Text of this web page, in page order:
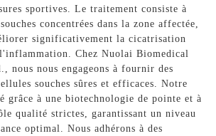
sportives. Le traitement consiste à
concentrées dans la zone affectée,
significativement la cicatrisation
Chez Nuolai Biomedical
nous nous engageons à fournir des
souches sûres et efficaces. Notre
grâce à une biotechnologie de pointe et à
qualité strictes, garantissant un niveau
optimal. Nous adhérons à des